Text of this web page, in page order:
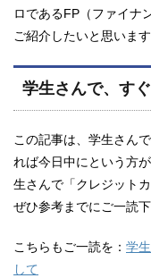
ロであるFP（ファイナ
ご紹介したいと思います
学生さんで、す
この記事は、学生さん
れば今日中にという方
生さんで「クレジット
ぜひ参考までにご一読下
こちらもご一読を： 学
して